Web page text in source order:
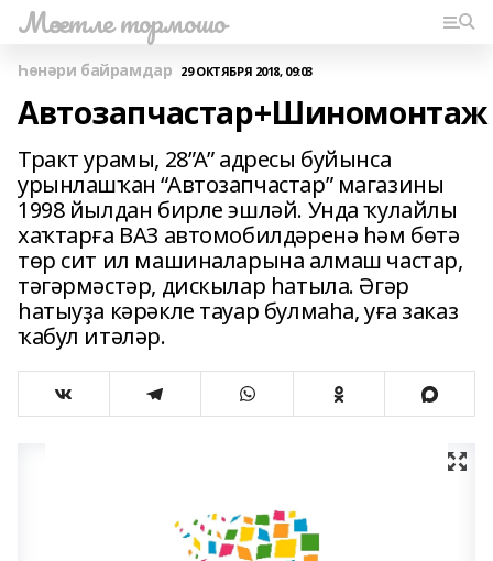
Мәсетле тормошо
Һөнәри байрамдар 29 ОКТЯБРЯ 2018, 09:03
Автозапчастар+Шиномонтаж
Тракт урамы, 28”А” адресы буйынса
урынлашҡан “Автозапчастар” магазины
1998 йылдан бирле эшләй. Унда ҡулайлы
хаҡтарға ВАЗ автомобилдәренә һәм бөтә
төр сит ил машиналарына алмаш частар,
тәгәрмәстәр, дискылар һатыла. Әгәр
һатыуҙа кәрәкле тауар булмаһа, уға заказ
ҡабул итәләр.